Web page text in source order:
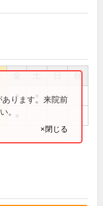
祝
●
ります。来院前
。
×閉じる